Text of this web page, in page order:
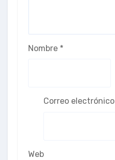
Nombre *
Correo electrónico
Web